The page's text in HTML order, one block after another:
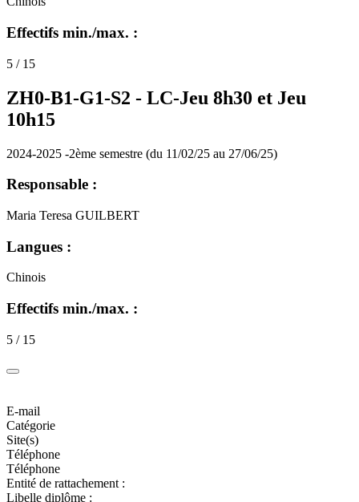
Effectifs min./max. :
5 / 15
ZH0-B1-G1-S2 - LC-Jeu 8h30 et Jeu
10h15
2024-2025 -2ème semestre (du 11/02/25 au 27/06/25)
Responsable :
Maria Teresa GUILBERT
Langues :
Chinois
Effectifs min./max. :
5 / 15
E-mail
Catégorie
Site(s)
Téléphone
Téléphone
Entité de rattachement :
Libelle diplôme :